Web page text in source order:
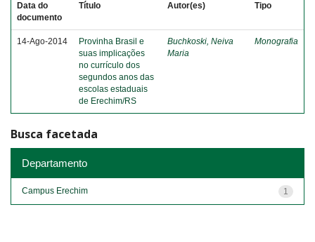
Data do
documento
Título Autor(es) Tipo
14-Ago-2014
Provinha Brasil e
suas implicações
no currículo dos
segundos anos das
escolas estaduais
de Erechim/RS
Buchkoski, Neiva
Maria
Monografia
Busca facetada
Departamento
1
Campus Erechim